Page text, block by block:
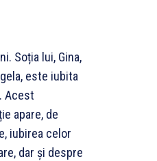
Soția lui, Gina,
este iubita
Acest
apare, de
iubirea celor
dar și despre